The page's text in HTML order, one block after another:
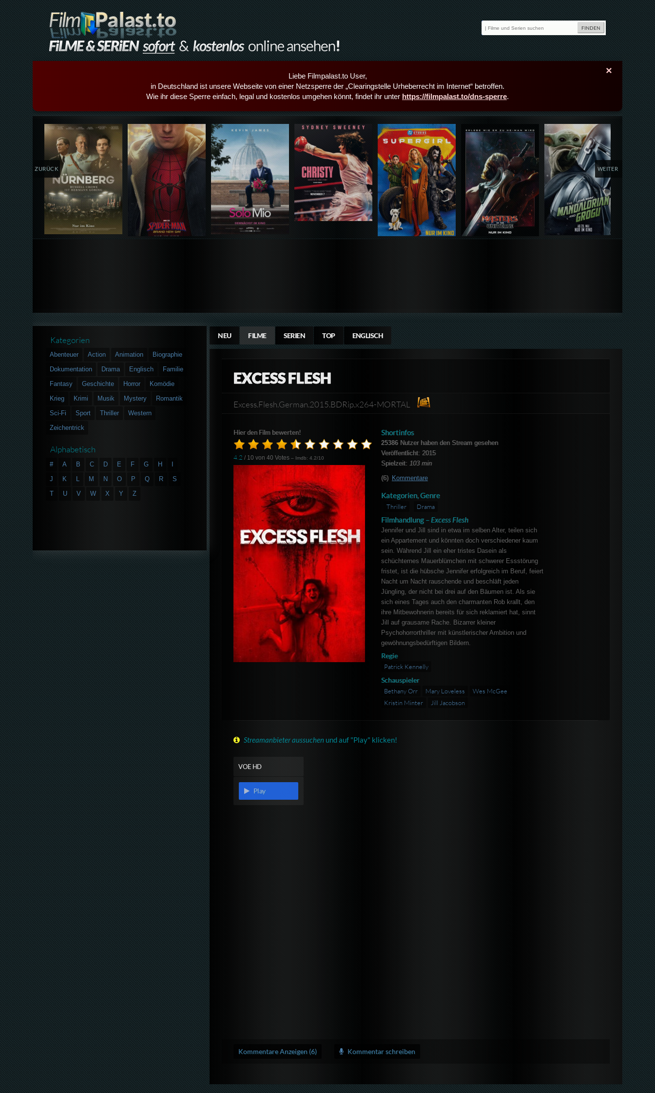
×
Liebe Filmpalast.to User,
in Deutschland ist unsere Webseite von einer Netzsperre der „Clearingstelle Urheberrecht im Internet“ betroffen.
Wie ihr diese Sperre einfach, legal und kostenlos umgehen könnt, findet ihr unter https://filmpalast.to/dns-sperre.
Details,Play Details,Play Details,Play Details,Play Details,Play Details,Play Details,Play
ZURÜCK WEITER
NEU FILME SERIEN TOP ENGLISCH
EXCESS FLESH
Excess.Flesh.German.2015.BDRip.x264-MORTAL
Hier den Film bewerten!
4.2 / 10 von40 Votes – Imdb: 4.2/10
Shortinfos
25386Nutzer haben den Stream gesehen
Veröffentlicht: 2015
Spielzeit: 103 min
(6) Kommentare
Kategorien, Genre
Thriller Drama
Filmhandlung – Excess Flesh
Jennifer und Jill sind in etwa im selben Alter, teilen sich
ein Appartement und könnten doch verschiedener kaum
sein. Während Jill ein eher tristes Dasein als
schüchternes Mauerblümchen mit schwerer Essstörung
fristet, ist die hübsche Jennifer erfolgreich im Beruf, feiert
Nacht um Nacht rauschende und beschläft jeden
Jüngling, der nicht bei drei auf den Bäumen ist. Als sie
sich eines Tages auch den charmanten Rob krallt, den
ihre Mitbewohnerin bereits für sich reklamiert hat, sinnt
Jill auf grausame Rache. Bizarrer kleiner
Psychohorrorthriller mit künstlerischer Ambition und
gewöhnungsbedürftigen Bildern.
Regie
Patrick Kennelly
Schauspieler
Bethany Orr Mary Loveless
Wes McGee
Kristin Minter
Jill Jacobson
Streamanbieter aussuchen und auf "Play" klicken!
VOE HD
Play
Kommentare Anzeigen (6) Kommentar schreiben
Kategorien
Abenteuer Action Animation
Biographie
Dokumentation
Drama Englisch
Familie
Fantasy
Geschichte Horror
Komödie
Krieg
Krimi Musik Mystery
Romantik
Sci-Fi
Sport Thriller
Western
Zeichentrick
Alphabetisch
# A B C D E F G H
J
K L M N O P Q R
S
T
U V W X Y Z